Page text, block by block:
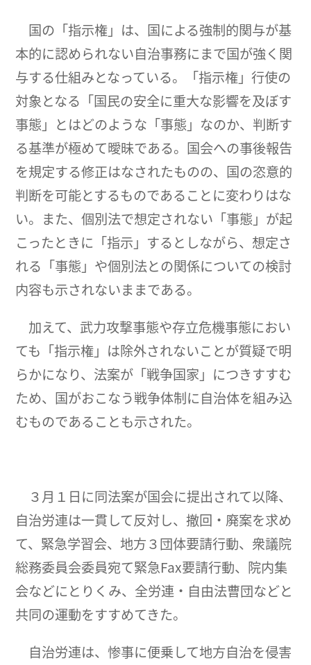
国の「指示権」は、国による強制的関与が基
本的に認められない自治事務にまで国が強く関
与する仕組みとなっている。「指示権」行使の
対象となる「国民の安全に重大な影響を及ぼす
事態」とはどのような「事態」なのか、判断す
る基準が極めて曖昧である。国会への事後報告
を規定する修正はなされたものの、国の恣意的
判断を可能とするものであることに変わりはな
い。また、個別法で想定されない「事態」が起
こったときに「指示」するとしながら、想定さ
れる「事態」や個別法との関係についての検討
内容も示されないままである。
加えて、武力攻撃事態や存立危機事態におい
ても「指示権」は除外されないことが質疑で明
らかになり、法案が「戦争国家」につきすすむ
ため、国がおこなう戦争体制に自治体を組み込
むものであることも示された。
３月１日に同法案が国会に提出されて以降、
自治労連は一貫して反対し、撤回・廃案を求め
て、緊急学習会、地方３団体要請行動、衆議院
総務委員会委員宛て緊急Fax要請行動、院内集
会などにとりくみ、全労連・自由法曹団などと
共同の運動をすすめてきた。
自治労連は、惨事に便乗して地方自治を侵害